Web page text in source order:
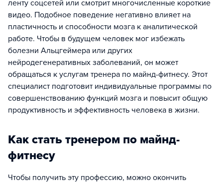
ленту соцсетей или смотрит многочисленные короткие
видео. Подобное поведение негативно влияет на
пластичность и способности мозга к аналитической
работе. Чтобы в будущем человек мог избежать
болезни Альцгеймера или других
нейродегенеративных заболеваний, он может
обращаться к услугам тренера по майнд-фитнесу. Этот
специалист подготовит индивидуальные программы по
совершенствованию функций мозга и повысит общую
продуктивность и эффективность человека в жизни.
Как стать тренером по майнд-
фитнесу
Чтобы получить эту профессию, можно окончить